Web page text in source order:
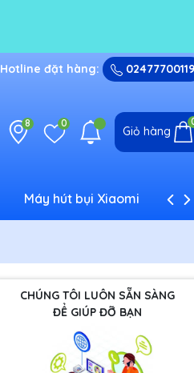
Hotline đặt hàng: 02477700119
8 0
Giỏ hàng
Máy hút bụi Xiaomi
CHÚNG TÔI LUÔN SẴN SÀNG
ĐỂ GIÚP ĐỠ BẠN